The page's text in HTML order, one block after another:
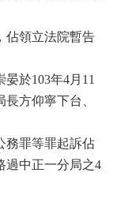
佔領立法院暫告
於103年4月11
方仰寧下台、
務罪等罪起訴佔
過中正一分局之4